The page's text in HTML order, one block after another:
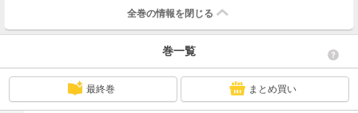
全巻の情報を 閉じる
巻一覧
最終巻 まとめ買い